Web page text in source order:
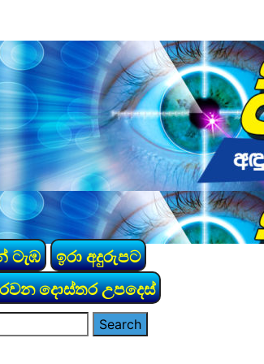
ටැඹ
ඉරා අදුරුපට
දොස්තර උපදෙස්